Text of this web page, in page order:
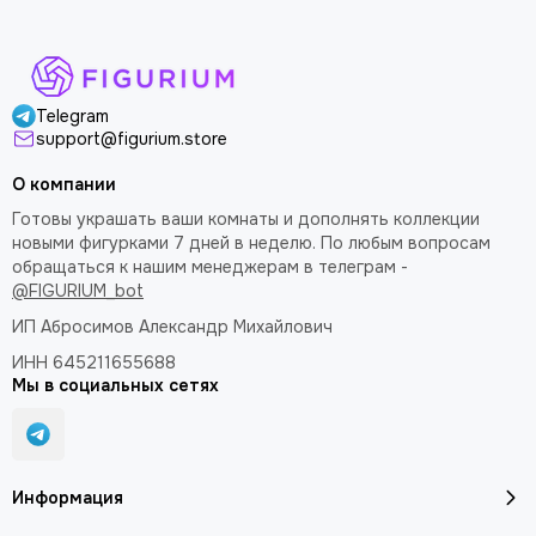
Telegram
support@figurium.store
Информация
О компании
Готовы украшать ваши комнаты и дополнять коллекции
новыми фигурками 7 дней в неделю. По любым вопросам
обращаться к нашим менеджерам в телеграм -
@FIGURIUM_bot
ИП Абросимов Александр Михайлович
ИНН 645211655688
Мы в социальных сетях